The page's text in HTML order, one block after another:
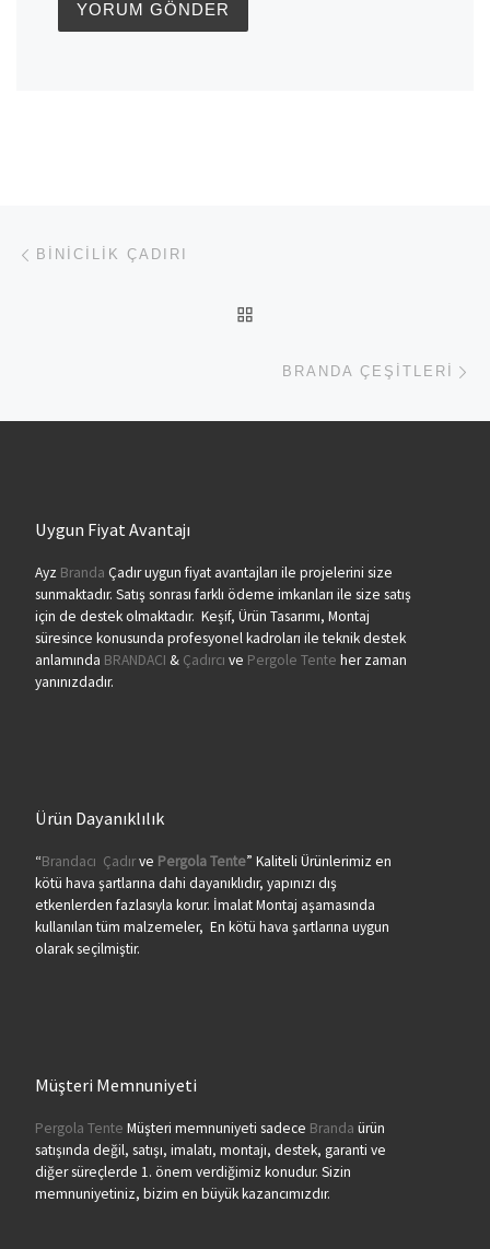
Yazı dolaşımı
BINICILIK ÇADIRI
BRANDA ÇEŞITLERI
Uygun Fiyat Avantajı
Ayz Branda Çadır uygun fiyat avantajları ile projelerini size
sunmaktadır. Satış sonrası farklı ödeme imkanları ile size satış
için de destek olmaktadır. Keşif, Ürün Tasarımı, Montaj
süresince konusunda profesyonel kadroları ile teknik destek
anlamında BRANDACI & Çadırcı ve Pergole Tente her zaman
yanınızdadır.
Ürün Dayanıklılık
“Brandacı Çadırve PergolaTente” Kaliteli Ürünlerimiz en
kötü hava şartlarına dahi dayanıklıdır, yapınızı dış
etkenlerden fazlasıyla korur. İmalat Montaj aşamasında
kullanılan tüm malzemeler, En kötü hava şartlarına uygun
olarak seçilmiştir.
Müşteri Memnuniyeti
Pergola Tente Müşteri memnuniyeti sadece Branda ürün
satışında değil, satışı, imalatı, montajı, destek, garanti ve
diğer süreçlerde 1. önem verdiğimiz konudur. Sizin
memnuniyetiniz, bizim en büyük kazancımızdır.